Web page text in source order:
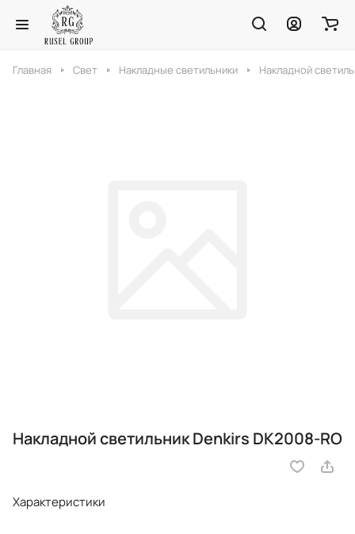
Главная Свет Накладные светильники Накладной
Накладной светильник Denkirs DK2008-RO
Характеристики